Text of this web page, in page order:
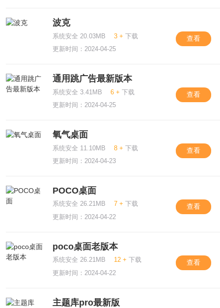
波克
系统安全 20.03MB 3 + 下载
更新时间：2024-04-25
查看
通用跳广告最新版本
系统安全 3.41MB 6 + 下载
更新时间：2024-04-25
查看
氧气桌面
系统安全 11.10MB 8 + 下载
更新时间：2024-04-23
查看
POCO桌面
系统安全 26.21MB 7 + 下载
更新时间：2024-04-22
查看
poco桌面老版本
系统安全 26.21MB 12 + 下载
更新时间：2024-04-22
查看
主题库pro最新版